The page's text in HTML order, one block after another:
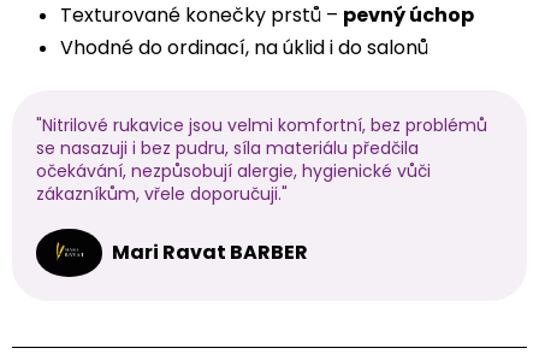
Texturované konečky prstů – pevný úchop
Vhodné do ordinací, na úklid i do salonů
"Nitrilové rukavice jsou velmi komfortní, bez problémů
se nasazuji i bez pudru, síla materiálu předčila
očekávání, nezpůsobují alergie, hygienické vůči
zákazníkům, vřele doporučuji."
Mari Ravat BARBER